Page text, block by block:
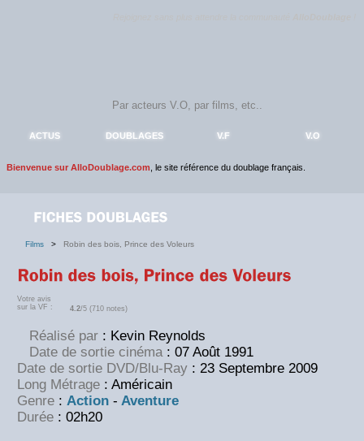
ACTUS DOUBLAGES V.F V.O
Bienvenue sur AlloDoublage.com , le site référence du doublage français.
Films > Robin des bois, Prince des Voleurs
Votre avis
sur la VF :
4.2/5 (710 notes)
Réalisé par : Kevin Reynolds
Date de sortie cinéma : 07 Août 1991
Date de sortie DVD/Blu-Ray : 23 Septembre 2009
Long Métrage : Américain
Genre : Action - Aventure
Durée : 02h20